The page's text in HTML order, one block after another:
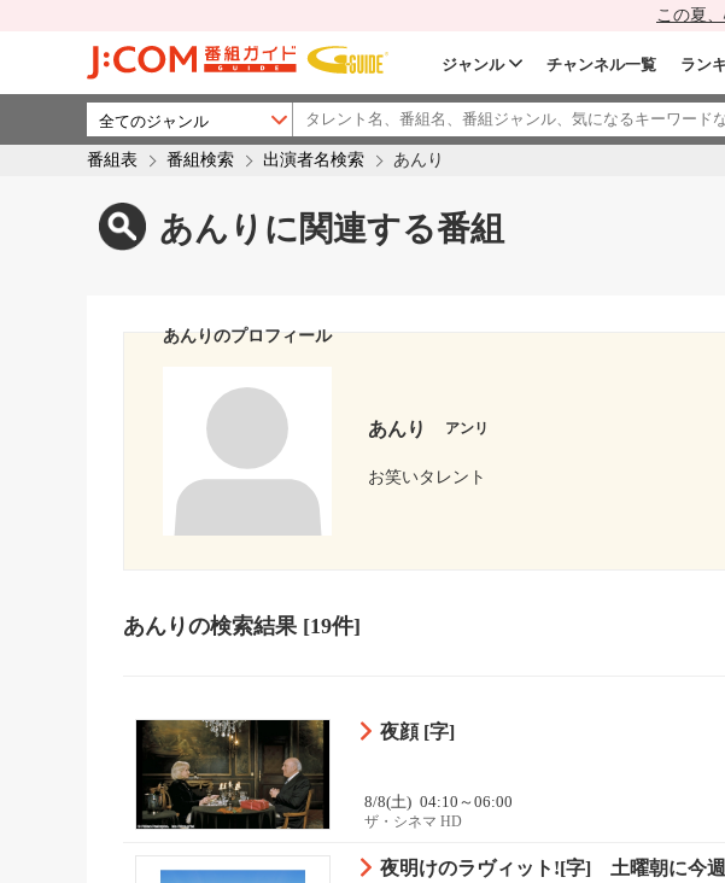
この夏
ジャンル チャンネル一覧 ラン
番組表 番組検索 出演者名検索 あんり
あんりに関連する番組
あんりのプロフィール
あんり アンリ
お笑いタレント
あんりの検索結果[19件]
夜顔 [字]
8/8(土) 04:10～06:00
ザ・シネマ HD
夜明けのラヴィット![字] 土曜朝に今